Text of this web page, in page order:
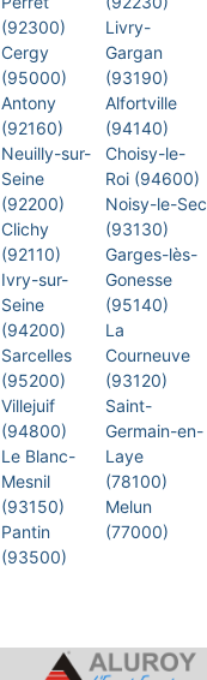
(92300)
Cergy
(95000)
Antony
(92160)
Neuilly-sur-
Seine
(92200)
Clichy
(92110)
Ivry-sur-
Seine
(94200)
Sarcelles
(95200)
Villejuif
(94800)
Le Blanc-
Mesnil
(93150)
Pantin
(93500)
Livry-
Gargan
(93190)
Alfortville
(94140)
Choisy-le-
Roi (94600)
Noisy-le-Sec
(93130)
Garges-lès-
Gonesse
(95140)
La
Courneuve
(93120)
Saint-
Germain-en-
Laye
(78100)
Melun
(77000)